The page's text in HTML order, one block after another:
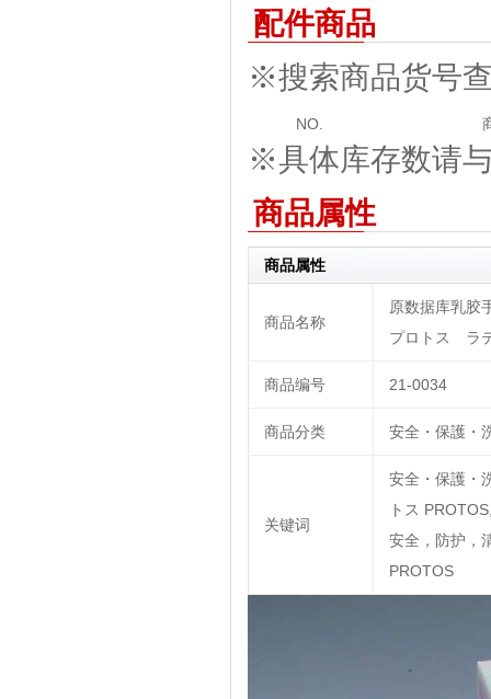
配件商品
※搜索商品货号
NO.
※具体库存数请
商品属性
商品属性
商品名称
原数据库乳胶
プロトス ラ
商品编号 21-0034
商品分类 安全・保護・
关键词
安全・保護・
トス
安全，防护，
PROTOS